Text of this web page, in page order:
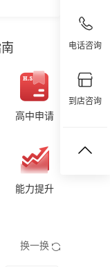
电话咨询
到店咨询
高中申请
能力提升
换一换